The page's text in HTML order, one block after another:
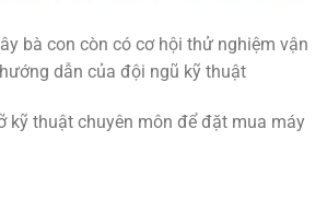
bà con còn có cơ hội thử nghiệm vận
dẫn của đội ngũ kỹ thuật
kỹ thuật chuyên môn để đặt mua máy